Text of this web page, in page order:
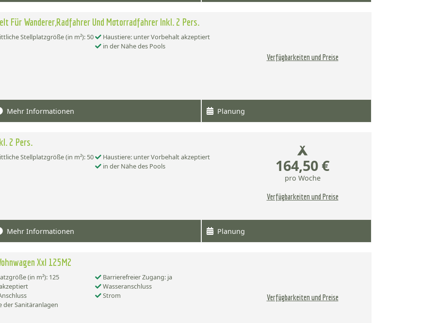
Für Wanderer,Radfahrer Und Motorradfahrer Inkl. 2 Pers.
Stellplatzgröße (in m²): 50
Haustiere: unter Vorbehalt akzeptiert
in der Nähe des Pools
Verfügbarkeiten und Preise
Mehr Informationen Planung
2 Pers.
Stellplatzgröße (in m²): 50
Haustiere: unter Vorbehalt akzeptiert
in der Nähe des Pools 164,50 €
pro Woche
Verfügbarkeiten und Preise
Mehr Informationen Planung
Xxl 125M2
(in m²): 125
Barrierefreier Zugang: ja
Wasseranschluss
Strom
der Sanitäranlagen
Verfügbarkeiten und Preise